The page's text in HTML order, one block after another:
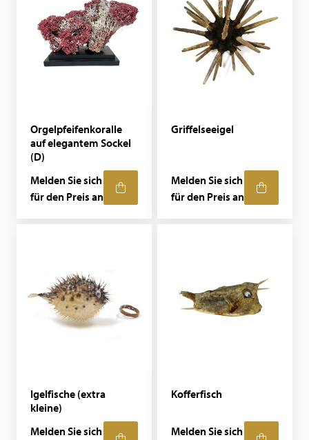
Orgelpfeifenkoralle
auf elegantem Sockel
(D)
Melden Sie sich
für den Preis an
Griffelseeigel
Melden Sie sich
für den Preis an
Igelfische (extra
kleine)
Melden Sie sich
Kofferfisch
Melden Sie sich